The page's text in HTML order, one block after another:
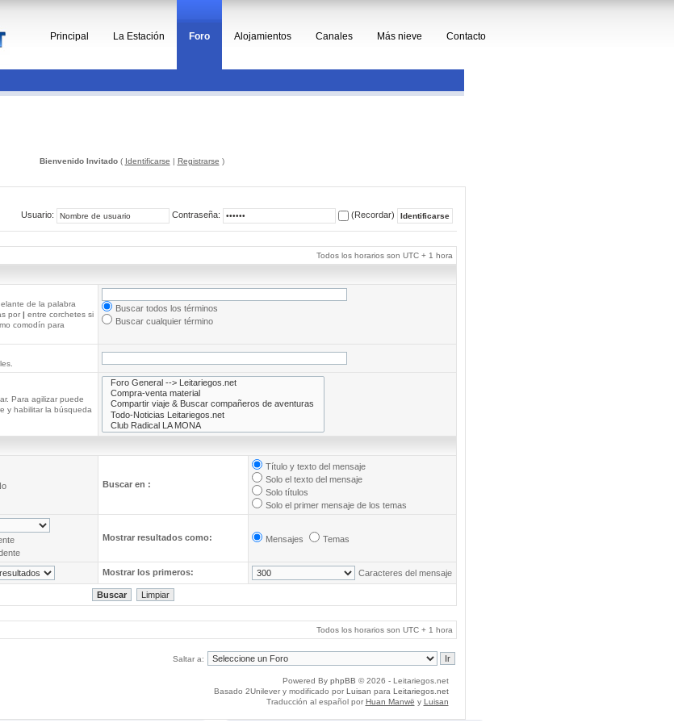
Principal La Estación Foro Alojamientos Canales Más nieve Contacto
Bienvenido Invitado( Identificarse | Registrarse )
Usuario: Contraseña: (Recordar)
Todos los horarios son UTC + 1 hora
de la palabra
por | entre corchetes si
comodín para
Buscar todos los términos
Buscar cualquier término
Para agilizar puede
y habilitar la búsqueda
Buscar en :
Título y texto del mensaje
Solo el texto del mensaje
Solo títulos
Solo el primer mensaje de los temas
Mostrar resultados como: Mensajes Temas
Mostrar los primeros: Caracteres del mensaje
Todos los horarios son UTC + 1 hora
Saltar a:
Powered By phpBB © 2026 - Leitariegos.net
Basado 2Unilever y modificado por Luisan para Leitariegos.net
Traducción al español por Huan Manwë y Luisan